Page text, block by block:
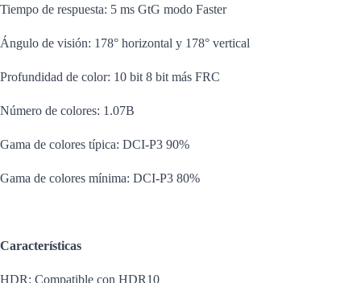
Tiempo de respuesta: 5 ms GtG modo Faster
Ángulo de visión: 178° horizontal y 178° vertical
Profundidad de color: 10 bit 8 bit más FRC
Número de colores: 1.07B
Gama de colores típica: DCI-P3 90%
Gama de colores mínima: DCI-P3 80%
Características
HDR: Compatible con HDR10